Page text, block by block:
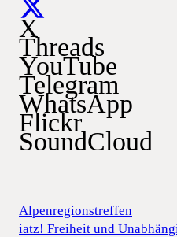
X
Threads
YouTube
Telegram
WhatsApp
Flickr
SoundCloud
Alpenregionstreffen
iatz! Freiheit und